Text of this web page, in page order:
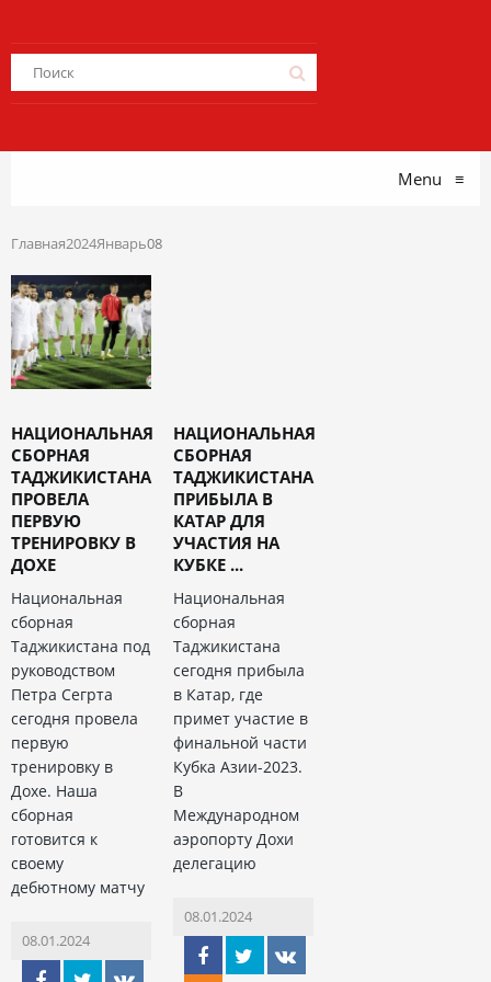
Menu ≡
Главная2024Январь08
НАЦИОНАЛЬНАЯ
СБОРНАЯ
ТАДЖИКИСТАНА
ПРОВЕЛА
ПЕРВУЮ
ТРЕНИРОВКУ В
ДОХЕ
Национальная
сборная
Таджикистана под
руководством
Петра Сегрта
сегодня провела
первую
тренировку в
Дохе. Наша
сборная
готовится к
своему
дебютному матчу
08.01.2024
НАЦИОНАЛЬНАЯ
СБОРНАЯ
ТАДЖИКИСТАНА
ПРИБЫЛА В
КАТАР ДЛЯ
УЧАСТИЯ НА
КУБКЕ ...
Национальная
сборная
Таджикистана
сегодня прибыла
в Катар, где
примет участие в
финальной части
Кубка Азии-2023.
В
Международном
аэропорту Дохи
делегацию
08.01.2024